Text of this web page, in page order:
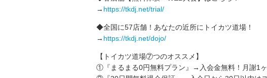
→ https://tkdj.net/trial/
◆全国に57店舗！あなたの近所にトイカツ道場！
→ https://tkdj.net/dojo/
【トイカツ道場⑦つのオススメ】
①『まるまる0円無料プラン』→入会金無料！月謝1ヶ